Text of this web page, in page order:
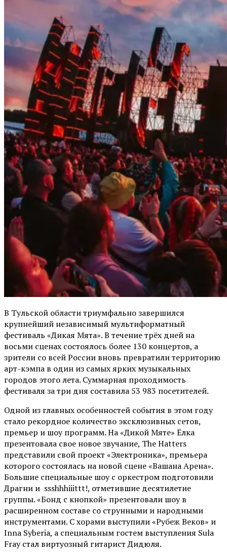
В Тульской области триумфально завершился
крупнейший независимый мультиформатный
фестиваль «Дикая Мята». В течение трёх дней на
восьми сценах состоялось более 130 концертов, а
зрители со всей России вновь превратили территорию
арт-кэмпа в один из самых ярких музыкальных
городов этого лета. Суммарная проходимость
фестиваля за три дня составила 53 983 посетителей.
Одной из главных особенностей события в этом году
стало рекордное количество эксклюзивных сетов,
премьер и шоу программ. На «Дикой Мяте» Ёлка
презентовала свое новое звучание, The Hatters
представили свой проект «Электроника», премьера
которого состоялась на новой сцене «Вашана Арена».
Большие специальные шоу с оркестром подготовили
Драгни и ssshhhiiittt!, отметившие десятилетие
группы. «Бонд с кнопкой» презентовали шоу в
расширенном составе со струнными и народными
инструментами. С хорами выступили «Рубеж Веков» и
Inna Syberia, а специальным гостем выступления Sula
Fray стал виртуозный гитарист Дидюля.